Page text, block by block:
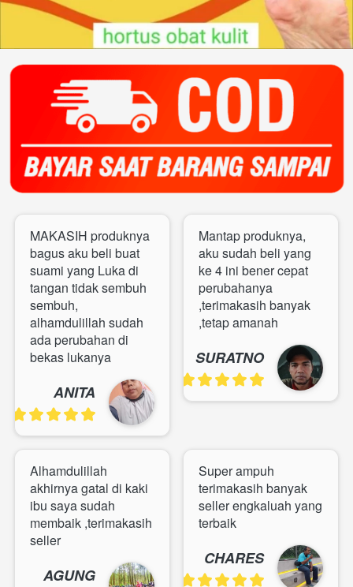
MAKASIH produknya
bagus aku beli buat
suami yang Luka di
tangan tidak sembuh
sembuh,
alhamdulillah sudah
ada perubahan di
bekas lukanya
ANITA
Mantap produknya,
aku sudah beli yang
ke 4 ini bener cepat
perubahanya
,terimakasih banyak
,tetap amanah
SURATNO
Alhamdulillah
akhirnya gatal di kaki
ibu saya sudah
membaik ,terimakasih
seller
AGUNG
Super ampuh
terimakasih banyak
seller engkaluah yang
terbaik
CHARES